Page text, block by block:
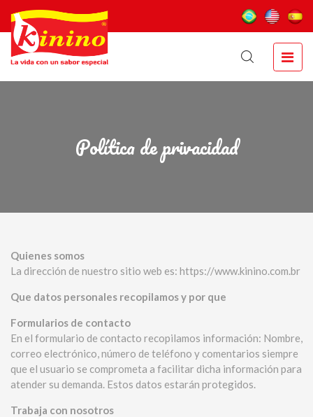
Política de privacidad
Quienes somos
La dirección de nuestro sitio web es: https://www.kinino.com.br
Que datos personales recopilamos y por que
Formularios de contacto
En el formulario de contacto recopilamos información: Nombre,
correo electrónico, número de teléfono y comentarios siempre
que el usuario se comprometa a facilitar dicha información para
atender su demanda. Estos datos estarán protegidos.
Trabaja con nosotros